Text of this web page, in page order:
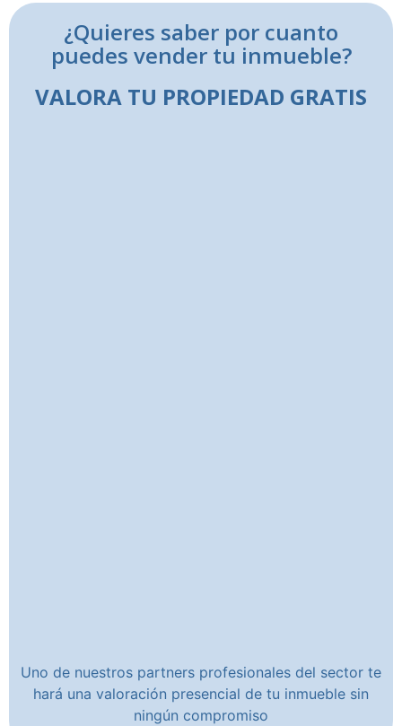
¿Quieres saber por cuanto
puedes vender tu inmueble?
VALORA TU PROPIEDAD GRATIS
Uno de nuestros partners profesionales del sector te
hará una valoración presencial de tu inmueble sin
ningún compromiso